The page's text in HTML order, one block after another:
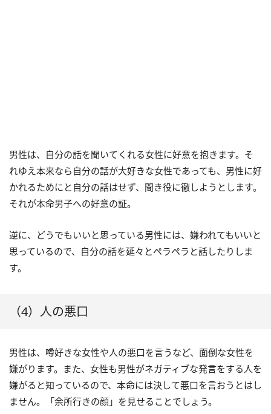
男性は、自分の話を聞いてくれる女性に好意を抱きます。そ
れゆえ本来なら自分の話が大好きな女性であっても、男性に好
かれるためにと自分の話はせず、聞き役に徹しようとします。
それが本命男子への好意の証。
逆に、どうでもいいと思っている男性には、嫌われてもいいと
思っているので、自分の話を延々とペラペラと話したりしま
す。
（4）人の悪口
男性は、噂好きな女性や人の悪口を言うなど、面倒な女性を
嫌がります。また、女性も男性がネガティブな発言をする人を
嫌がると知っているので、本命には決して悪口を言おうとはし
ません。「余所行きの顔」を見せることでしょう。